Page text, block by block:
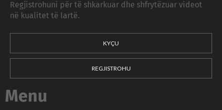
Regjistrohuni për të shkarkuar dhe shfrytëzuar videot
në kualitet të lartë.
KYÇU
REGJISTROHU
Menu